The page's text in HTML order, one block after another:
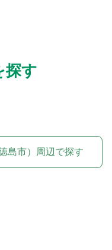
探す
島市）周辺で探す